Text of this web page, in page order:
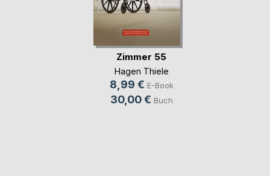
Zimmer 55
Hagen Thiele
8,99 € E-Book
30,00 € Buch